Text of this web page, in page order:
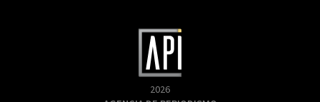
2026